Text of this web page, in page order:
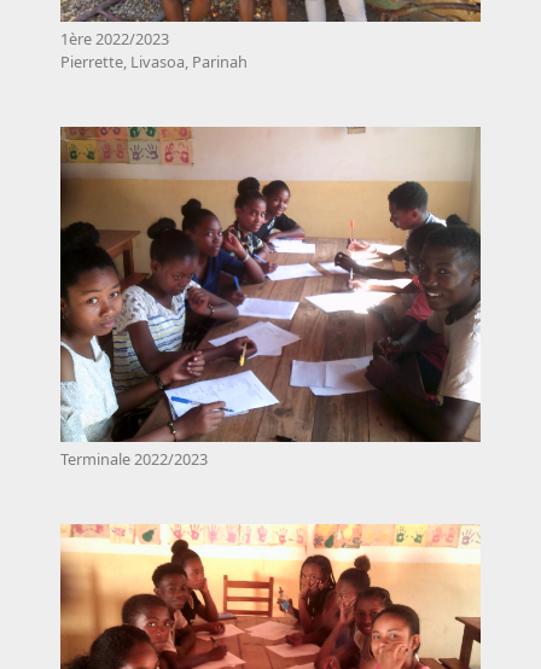
1ère 2022/2023
Pierrette, Livasoa, Parinah
Terminale 2022/2023